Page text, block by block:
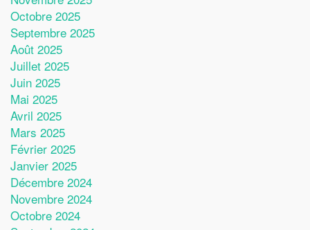
Octobre 2025
Septembre 2025
Août 2025
Juillet 2025
Juin 2025
Mai 2025
Avril 2025
Mars 2025
Février 2025
Janvier 2025
Décembre 2024
Novembre 2024
Octobre 2024